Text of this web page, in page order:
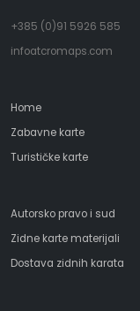
+385 (0)91 5926 585
infoatcromaps.com
Home
Zabavne karte
Turističke karte
Autorsko pravo i sud
Zidne karte materijali
Dostava zidnih karata